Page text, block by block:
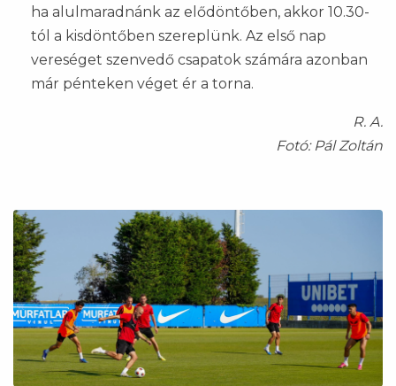
ha alulmaradnánk az elődöntőben, akkor 10.30-
tól a kisdöntőben szereplünk. Az első nap
vereséget szenvedő csapatok számára azonban
már pénteken véget ér a torna.
R. A.
Fotó: Pál Zoltán